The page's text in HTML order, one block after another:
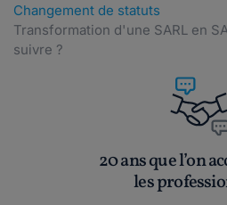
Changement de statuts
Transformation d'une SARL en
suivre ?
20 ans que l’on
les